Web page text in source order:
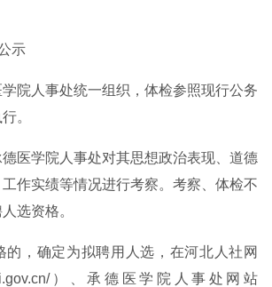
示
院人事处统一组织，体检参照现行公务
。
医学院人事处对其思想政治表现、道德
作实绩等情况进行考察。考察、体检不
选资格。
的，确定为拟聘用人选，在河北人社网
）、承德医学院人事处网站